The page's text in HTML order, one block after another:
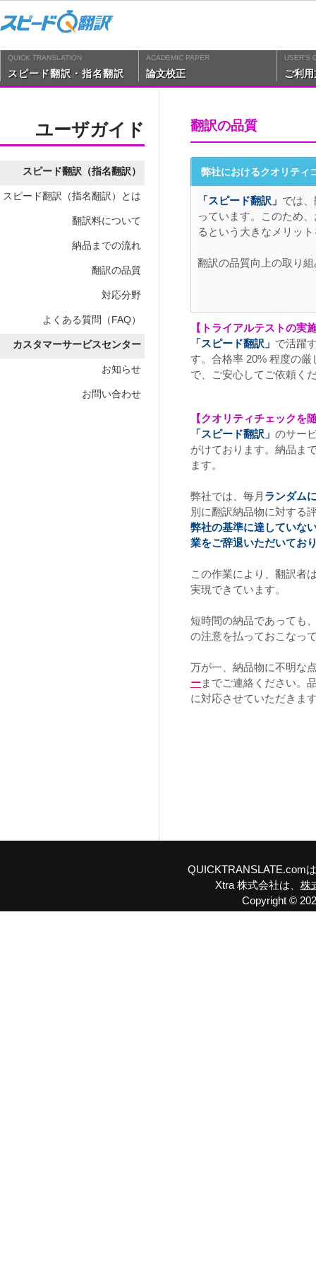
QUICK TRANSLATION
スピード翻訳・指名翻訳
ACADEMIC PAPER
論文校正
USER'S
ご利
ユーザガイド
スピード翻訳（指名翻訳）
スピード翻訳（指名翻訳）とは
翻訳料について
納品までの流れ
翻訳の品質
対応分野
よくある質問（FAQ）
カスタマーサービスセンター
お知らせ
お問い合わせ
翻訳の品質
弊社におけるクオリティ
「スピード翻訳」 では
っています。このため
るという大きなメリッ
翻訳の品質向上の取り
【トライアルテストの実
「スピード翻訳」 で活躍
す。合格率 20% 程度の
で、ご安心してご依頼く
【クオリティチェックを
「スピード翻訳」 のサー
がけております。納品ま
ます。
弊社では、毎月 ランダム
別に翻訳納品物に対する
弊社の基準に達していな
業をご辞退いただいてお
この作業により、翻訳者
実現できています。
短時間の納品であっても
の注意を払っておこなっ
万が一、納品物に不明な
ーまでご連絡ください。
に対応させていただきま
QUICKTRANSLATE.com
Xtra 株式会社は、 株
Copyright ©